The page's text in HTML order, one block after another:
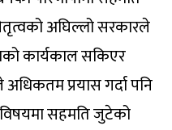
अघिल्लो सरकारले
कार्यकाल सकिएर
प्रयास गर्दा पनि
सहमति जुटेको